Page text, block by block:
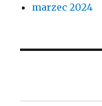
marzec 2024